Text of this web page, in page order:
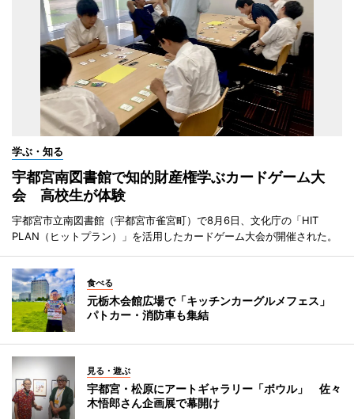
学ぶ・知る
宇都宮南図書館で知的財産権学ぶカードゲーム大
会 高校生が体験
宇都宮市立南図書館（宇都宮市雀宮町）で8月6日、文化庁の「HIT
PLAN（ヒットプラン）」を活用したカードゲーム大会が開催された。
食べる
元栃木会館広場で「キッチンカーグルメフェス」
パトカー・消防車も集結
見る・遊ぶ
宇都宮・松原にアートギャラリー「ボウル」 佐々
木悟郎さん企画展で幕開け